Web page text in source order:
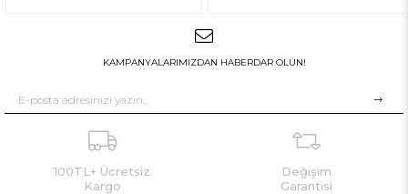
KAMPANYALARIMIZDAN HABERDAR OLUN!
100TL+ Ücretsiz
Kargo
Değişim
Garantisi